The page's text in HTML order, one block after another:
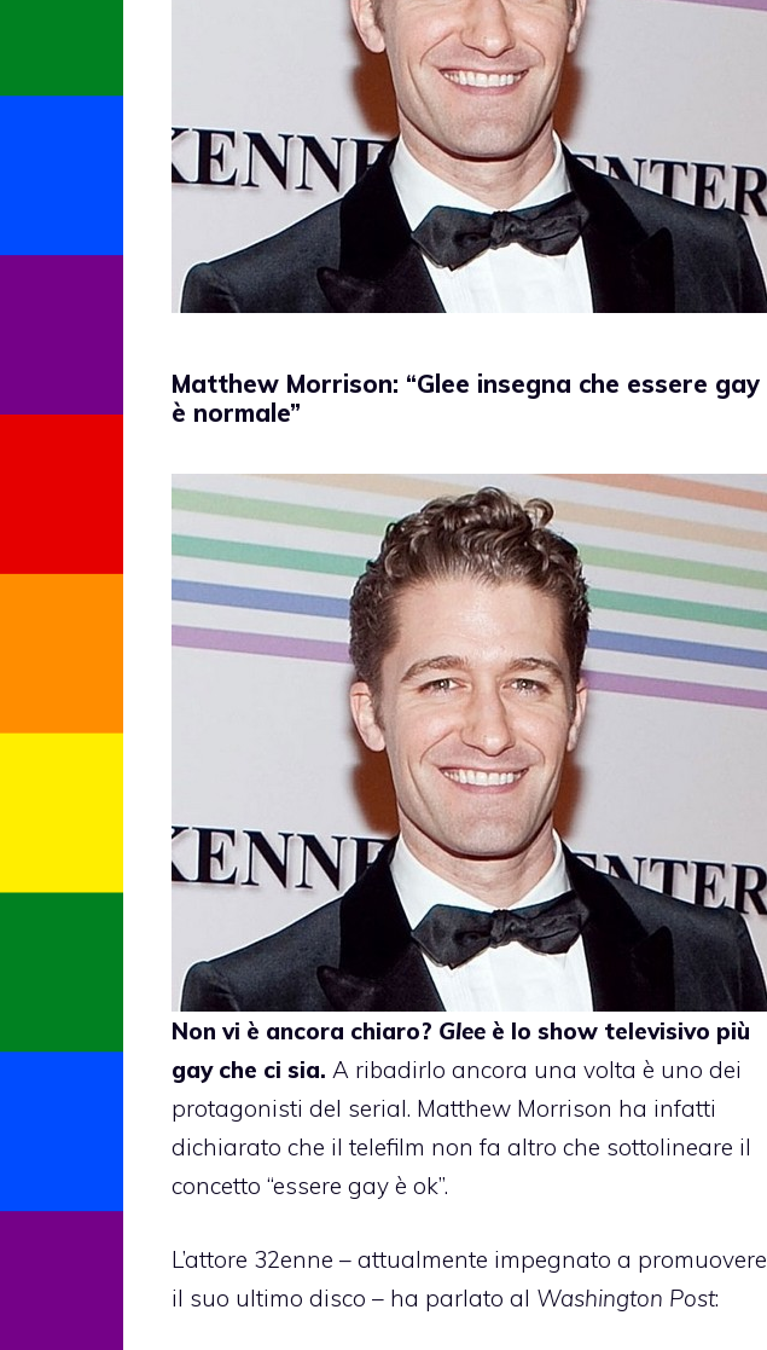
Matthew Morrison: “Glee insegna che essere gay
è normale”
Non vi è ancora chiaro? Glee è lo show televisivo più
gay che ci sia. A ribadirlo ancora una volta è uno dei
protagonisti del serial. Matthew Morrison ha infatti
dichiarato che il telefilm non fa altro che sottolineare il
concetto “essere gay è ok”.
L’attore 32enne – attualmente impegnato a promuovere
il suo ultimo disco – ha parlato al Washington Post: